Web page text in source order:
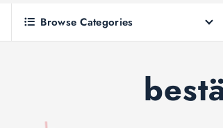
n
Browse Categories